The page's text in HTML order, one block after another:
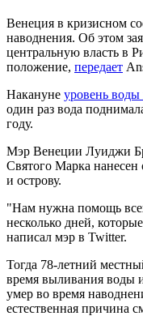
Венеция в кризисном
наводнения. Об этом
центральную власть в
положение, передает
Накануне уровень воды
один раз вода
году.
Мэр Венеции Луиджи
Святого Марка нанесен
и острову.
"Нам нужна помощь
несколько дней,
написал мэр в Twitter.
Тогда 78-летний
время выливания воды
умер во время
естественная причина